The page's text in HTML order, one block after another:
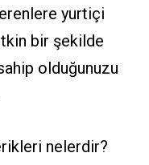
yurtiçi
bir şekilde
olduğunuzu
nelerdir?